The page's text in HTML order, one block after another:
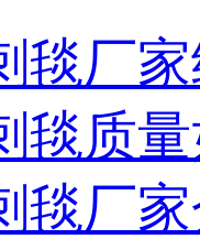
毯厂
毯质
毯厂